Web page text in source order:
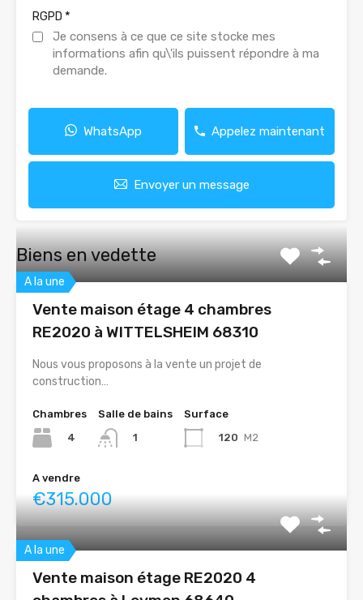
RGPD *
Je consens à ce que ce site stocke mes
informations afin qu\'ils puissent répondre à ma
demande.
WhatsApp Appelez maintenant
Envoyer un message
Biens en vedette
A la une
Vente maison étage 4 chambres
RE2020 à WITTELSHEIM 68310
Nous vous proposons à la vente un projet de
construction…
Chambres
4
Salle de bains
1
Surface
120 M2
A vendre
€315.000
A la une
Vente maison étage RE2020 4